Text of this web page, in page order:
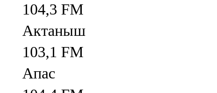
104,3 FM
Актаныш
103,1 FM
Апас